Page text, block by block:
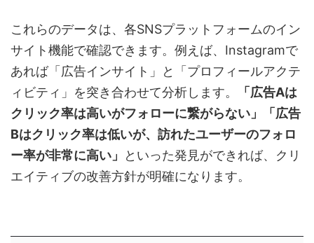
これらのデータは、各SNSプラットフォームのイン
サイト機能で確認できます。例えば、Instagramで
あれば「広告インサイト」と「プロフィールアクテ
ィビティ」を突き合わせて分析します。
「広告Aは
クリック率は高いがフォローに繋がらない」「広告
Bはクリック率は低いが、訪れたユーザーのフォロ
ー率が非常に高い」
といった発見ができれば、クリ
エイティブの改善方針が明確になります。